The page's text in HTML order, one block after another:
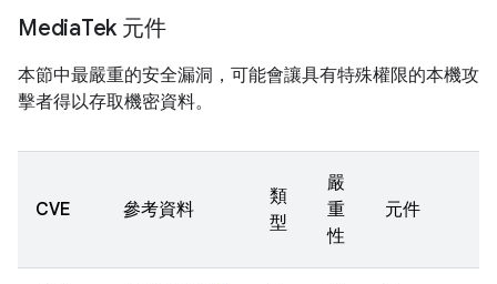
MediaTek 元件
本節中最嚴重的安全漏洞，可能會讓具有特殊權限的本機攻
擊者得以存取機密資料。
CVE 參考資料
類
型
嚴
重
性
元件